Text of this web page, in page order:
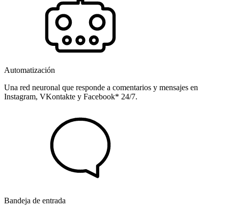
Automatización
Una red neuronal que responde a comentarios y mensajes en
Instagram, VKontakte y Facebook* 24/7.
Bandeja de entrada